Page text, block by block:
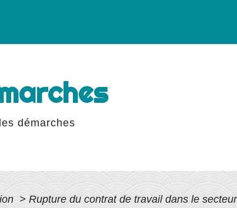
démarches
> Rupture du contrat de travail dans le